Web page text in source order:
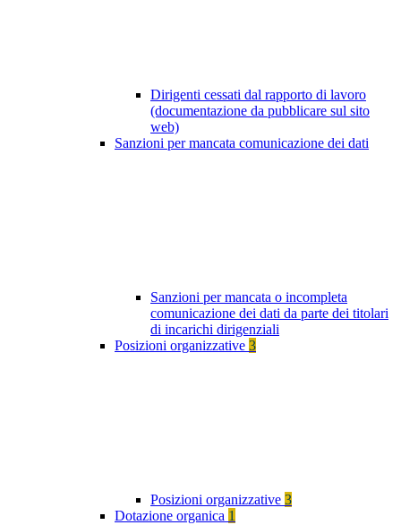
Dirigenti cessati dal rapporto di lavoro
(documentazione da pubblicare sul sito
web)
Sanzioni per mancata comunicazione dei dati
Sanzioni per mancata o incompleta
comunicazione dei dati da parte dei titolari
di incarichi dirigenziali
Posizioni organizzative 3
Posizioni organizzative 3
Dotazione organica 1